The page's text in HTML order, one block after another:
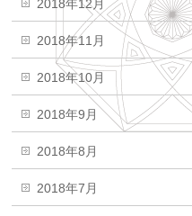
2018年12月
2018年11月
2018年10月
2018年9月
2018年8月
2018年7月